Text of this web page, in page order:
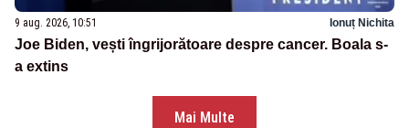
9 aug. 2026, 10:51 Ionuț Nichita
Joe Biden, vești îngrijorătoare despre cancer. Boala s-
a extins
Mai Multe